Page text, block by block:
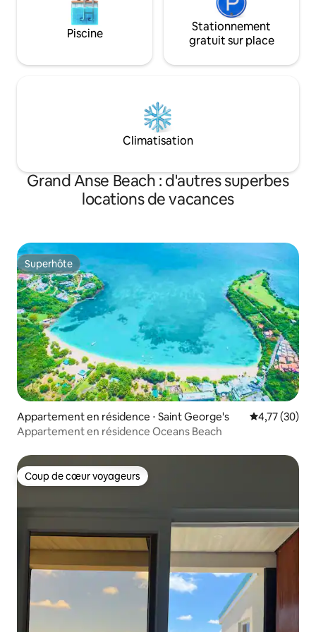
Piscine
Stationnement
gratuit sur place
Climatisation
Grand Anse Beach : d'autres superbes
locations de vacances
Superhôte
Superhôte
Appartement en résidence ⋅ Saint George's Évaluation
4,77 (30)
Appartement en résidence Oceans Beach
Coup de cœur voyageurs
Coup de cœur voyageurs